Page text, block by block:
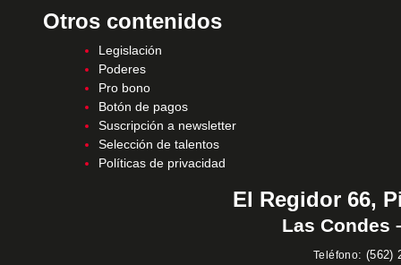
Otros contenidos
Legislación
Poderes
Pro bono
Botón de pagos
Suscripción a newsletter
Selección de talentos
Políticas de privacidad
El Regidor 66,
Las Condes
Teléfono: (562)